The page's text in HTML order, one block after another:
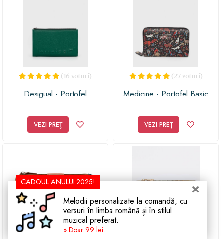
(16 voturi)
Desigual - Portofel
VEZI PREȚ
(27 voturi)
Medicine - Portofel Basic
VEZI PREȚ
CADOUL ANULUI 2025!
Melodii personalizate la comandă, cu
versuri în limba română și în stilul
muzical preferat.
» Doar 99 lei.